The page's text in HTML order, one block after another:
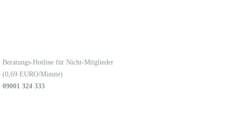
Beratungs-Hotline für Nicht-Mitglieder
(0,69 EURO/Minute)
09001 324 333